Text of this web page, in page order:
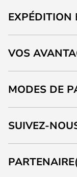
EXPÉDITION
VOS
MODES DE
SUIVEZ-